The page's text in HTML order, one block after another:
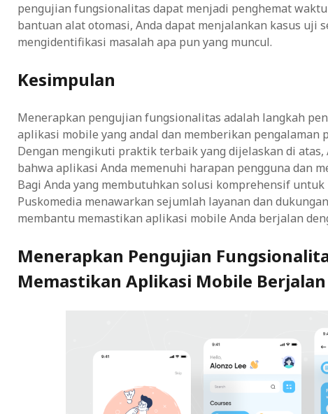
pengujian fungsionalitas dapat menjadi penghemat waktu
bantuan alat otomasi, Anda dapat menjalankan kasus uji
mengidentifikasi masalah apa pun yang muncul.
Kesimpulan
Menerapkan pengujian fungsionalitas adalah langkah
aplikasi mobile yang andal dan memberikan pengalaman
Dengan mengikuti praktik terbaik yang dijelaskan di atas,
bahwa aplikasi Anda memenuhi harapan pengguna dan
Bagi Anda yang membutuhkan solusi komprehensif
Puskomedia menawarkan sejumlah layanan dan
membantu memastikan aplikasi mobile Anda berjalan
Menerapkan Pengujian
Memastikan Aplikasi Mobile Berjalan